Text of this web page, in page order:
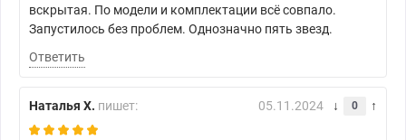
вскрытая. По модели и комплектации всё совпало.
Запустилось без проблем. Однозначно пять звезд.
Ответить
Наталья Х. пишет: 05.11.2024 0